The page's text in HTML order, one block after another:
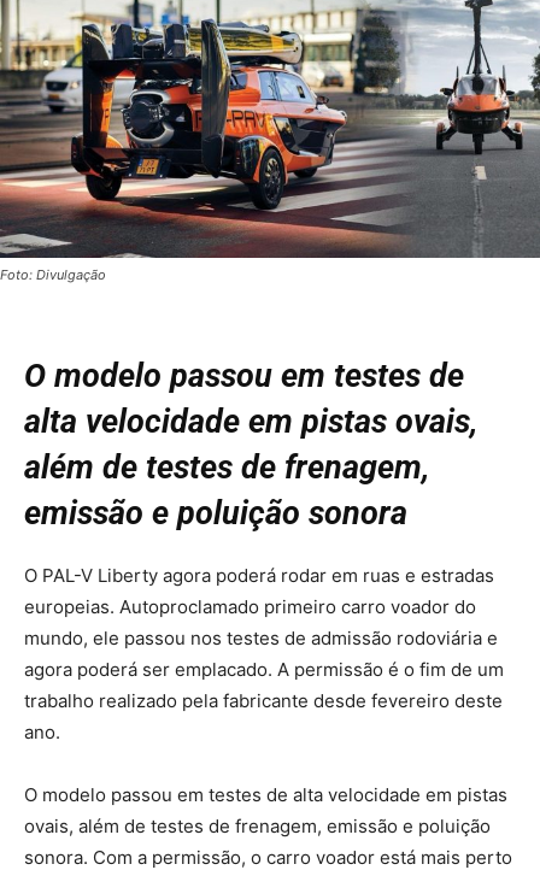
Foto: Divulgação
O modelo passou em testes de
alta velocidade em pistas ovais,
além de testes de frenagem,
emissão e poluição sonora
O PAL-V Liberty agora poderá rodar em ruas e estradas
europeias. Autoproclamado primeiro carro voador do
mundo, ele passou nos testes de admissão rodoviária e
agora poderá ser emplacado. A permissão é o fim de um
trabalho realizado pela fabricante desde fevereiro deste
ano.
O modelo passou em testes de alta velocidade em pistas
ovais, além de testes de frenagem, emissão e poluição
sonora. Com a permissão, o carro voador está mais perto